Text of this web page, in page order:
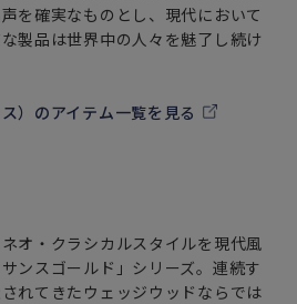
を確実なものとし、現代において
製品は世界中の人々を魅了し続け
）のアイテム一覧を見る
オ・クラシカルスタイルを現代風
ンスゴールド」シリーズ。連続す
れてきたウェッジウッドならでは